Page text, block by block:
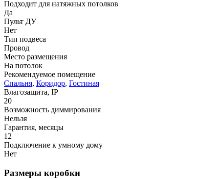
Подходит для натяжных потолков
Да
Пульт ДУ
Нет
Тип подвеса
Провод
Место размещения
На потолок
Рекомендуемое помещение
Спальня, Коридор, Гостиная
Влагозащита, IP
20
Возможность диммирования
Нельзя
Гарантия, месяцы
12
Подключение к умному дому
Нет
Размеры коробки